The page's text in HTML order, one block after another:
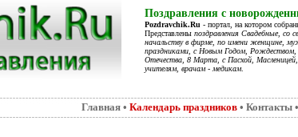
Поздравления с
Pozdravchik.Ru - портал, на котором
Представлены поздравления Свадебные, со
начальству в фирме, по имени женщине,
праздниками, с Новым Годом,
Отечества, 8 Марта, с Пасхой,
учителям, врачам - медикам
Главная • Календарь праздников • Контакты •